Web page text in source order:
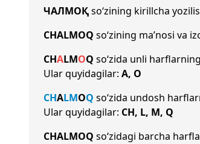
ЧАЛМОҚso‘zining kirillcha
CHALMOQ so‘zining ma’nosi va
CHALMOQ so‘zida unli
Ular quyidagilar: A, O
CHALMOQ so‘zida undosh
Ular quyidagilar: CH, L, M, Q
CHALMOQ so‘zidagi barcha